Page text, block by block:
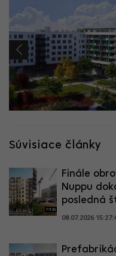
Súvisiace články
Finále
Nuppu
posledná
08.07.2026